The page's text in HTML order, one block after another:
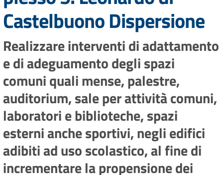
Castelbuono Dispersione
Realizzare interventi di adattamento
e di adeguamento degli spazi
comuni quali mense, palestre,
auditorium, sale per attività comuni,
laboratori e biblioteche, spazi
esterni anche sportivi, negli edifici
adibiti ad uso scolastico, al fine di
incrementare la propensione dei